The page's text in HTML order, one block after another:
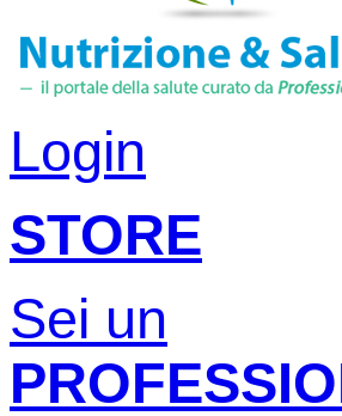
Login
STORE
Sei un